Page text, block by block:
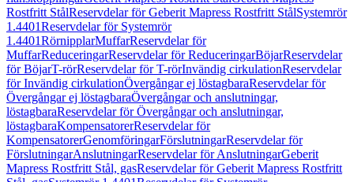
Rostfritt StålReservdelar för Geberit Mapress Rostfritt StålSystemrör
1.4401Reservdelar för Systemrör
1.4401RörnipplarMuffarReservdelar för
MuffarReduceringarReservdelar för ReduceringarBöjarReservdelar
för BöjarT-rörReservdelar för T-rörInvändig cirkulationReservdelar
för Invändig cirkulationÖvergångar ej löstagbaraReservdelar för
Övergångar ej löstagbaraÖvergångar och anslutningar,
löstagbaraReservdelar för Övergångar och anslutningar,
löstagbaraKompensatorerReservdelar för
KompensatorerGenomföringarFörslutningarReservdelar för
FörslutningarAnslutningarReservdelar för AnslutningarGeberit
Mapress Rostfritt Stål, gasReservdelar för Geberit Mapress Rostfritt